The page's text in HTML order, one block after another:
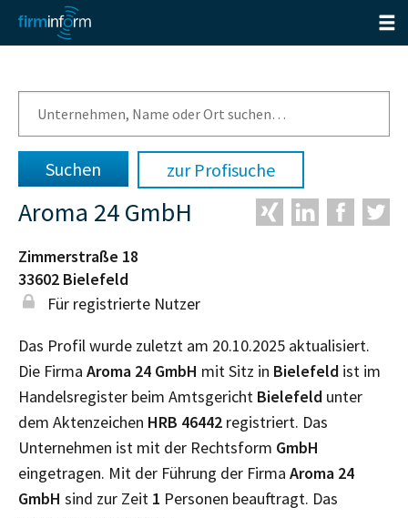
zur Profisuche
Aroma 24 GmbH
Zimmerstraße 18
33602 Bielefeld
Für registrierte Nutzer
Das Profil wurde zuletzt am 20.10.2025 aktualisiert.
Die Firma Aroma 24 GmbH mit Sitz in Bielefeld ist im
Handelsregister beim Amtsgericht Bielefeld unter
dem Aktenzeichen HRB 46442 registriert. Das
Unternehmen ist mit der Rechtsform GmbH
eingetragen. Mit der Führung der Firma Aroma 24
GmbH sind zur Zeit 1 Personen beauftragt. Das